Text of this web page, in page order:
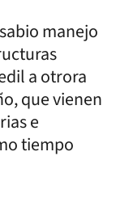
manejo
a otrora
que vienen
e
tiempo